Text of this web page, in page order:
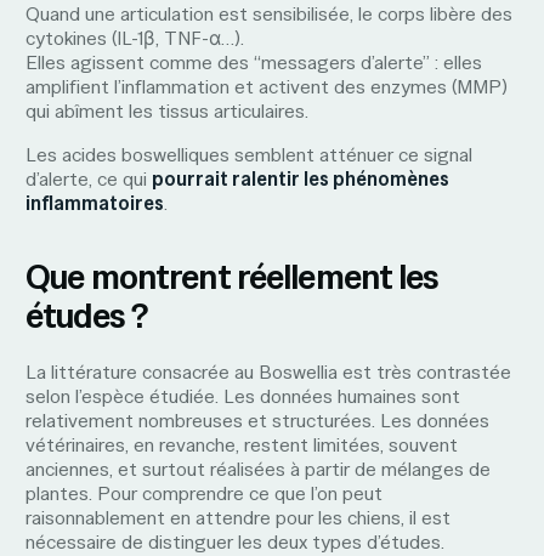
Quand une articulation est sensibilisée, le corps libère des
cytokines (IL-1β, TNF-α…).
Elles agissent comme des “messagers d’alerte” : elles
amplifient l’inflammation et activent des enzymes (MMP)
qui abîment les tissus articulaires.
Les acides boswelliques semblent atténuer ce signal
d’alerte, ce qui pourrait ralentir les phénomènes
inflammatoires.
Que montrent réellement les
études ?
La littérature consacrée au Boswellia est très contrastée
selon l’espèce étudiée. Les données humaines sont
relativement nombreuses et structurées. Les données
vétérinaires, en revanche, restent limitées, souvent
anciennes, et surtout réalisées à partir de mélanges de
plantes. Pour comprendre ce que l’on peut
raisonnablement en attendre pour les chiens, il est
nécessaire de distinguer les deux types d’études.